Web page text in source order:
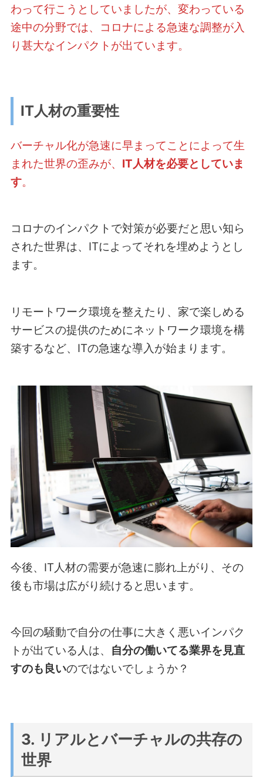
わって行こうとしていましたが、変わっている
途中の分野では、コロナによる急速な調整が入
り甚大なインパクトが出ています。
IT人材の重要性
バーチャル化が急速に早まってことによって生
まれた世界の歪みが、 IT人材を必要としていま
す。
コロナのインパクトで対策が必要だと思い知ら
された世界は、ITによってそれを埋めようとし
ます。
リモートワーク環境を整えたり、家で楽しめる
サービスの提供のためにネットワーク環境を構
築するなど、ITの急速な導入が始まります。
今後、IT人材の需要が急速に膨れ上がり、その
後も市場は広がり続けると思います。
今回の騒動で自分の仕事に大きく悪いインパク
トが出ている人は、 自分の働いてる業界を見直
すのも良いのではないでしょうか？
3. リアルとバーチャルの共存の
世界